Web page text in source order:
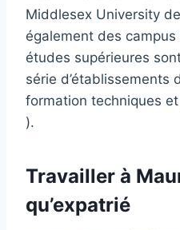
Middlesex University
également des
études supérieures
série d’établissements
formation techniques
).
Travailler à
qu’expatrié